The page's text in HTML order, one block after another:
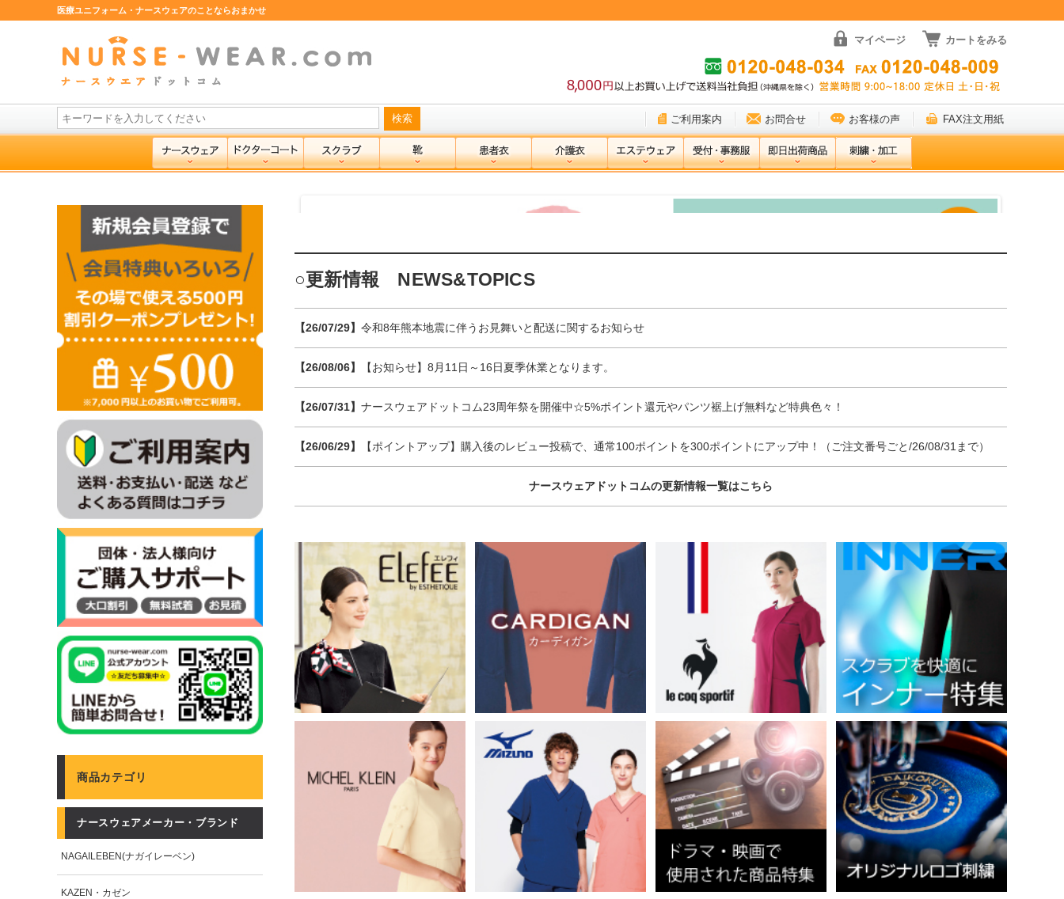
医療ユニフォーム・ナースウェアのことならおまかせ
マイページ カートをみる
ご利用案内 お問合せ お客様の声 FAX注文用紙
○更新情報 NEWS&TOPICS
【26/07/29】 令和8年熊本地震に伴うお見舞いと配送に関するお知らせ
【26/08/06】 【お知らせ】8月11日～16日夏季休業となります。
【26/07/31】 ナースウェアドットコム23周年祭を開催中☆5%ポイント還元やパンツ裾上げ無料など特典色々！
【26/06/29】 【ポイントアップ】購入後のレビュー投稿で、通常100ポイントを300ポイントにアップ中！（ご注文番号ごと/26/08/31まで）
ナースウェアドットコムの更新情報一覧はこちら
商品カテゴリ
ナースウェアメーカー・ブランド
NAGAILEBEN(ナガイレーベン)
KAZEN・カゼン